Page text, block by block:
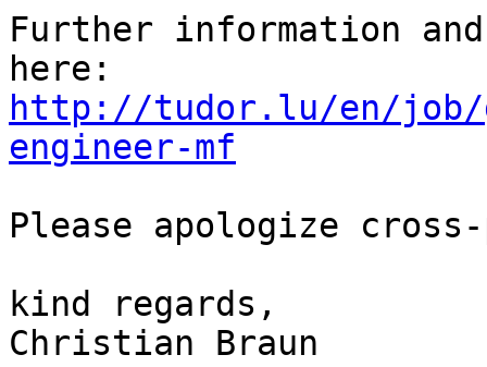
Further information
http://tudor.lu/en/job/
engineer-mf
Please apologize
kind regards,
Christian Braun